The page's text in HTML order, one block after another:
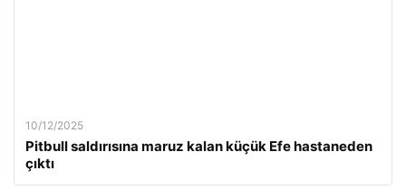
10/12/2025
Pitbull saldırısına maruz kalan küçük Efe hastaneden
çıktı